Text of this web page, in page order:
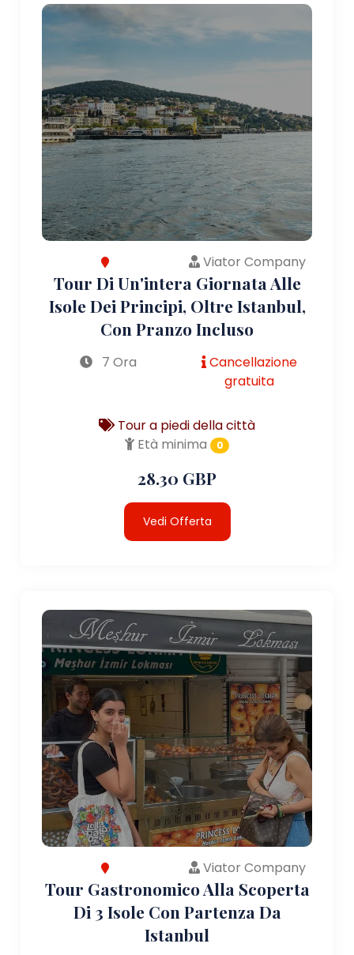
Viator Company
Tour Di Un'intera Giornata Alle
Isole Dei Principi, Oltre Istanbul,
Con Pranzo Incluso
7 Ora
Cancellazione
gratuita
Tour a piedi della città
Età minima
0
28.30 GBP
Vedi Offerta
Viator Company
Tour Gastronomico Alla Scoperta
Di 3 Isole Con Partenza Da
Istanbul